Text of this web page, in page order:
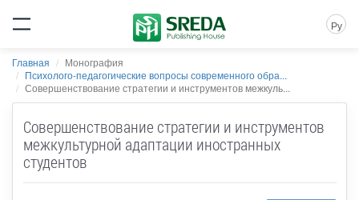
Ру
Главная
Монография
Психолого-педагогические вопросы современного обра...
Совершенствование стратегии и инструментов межкуль...
Совершенствование стратегии и инструментов
межкультурной адаптации иностранных
студентов